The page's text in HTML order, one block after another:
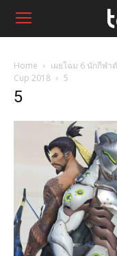
Home
เผยโฉม 6 นักกีฬ
Cup 2018
5
5